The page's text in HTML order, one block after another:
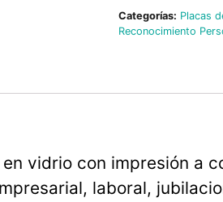
Categorías: Placas
Reconocimiento
vidrio con impresión a
laboral,